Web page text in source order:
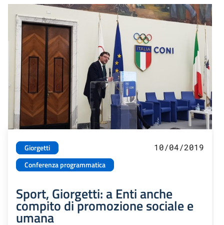
Giorgetti
Conferenza programmatica
10/04/2019
Sport, Giorgetti: a Enti anche
compito di promozione sociale e
umana